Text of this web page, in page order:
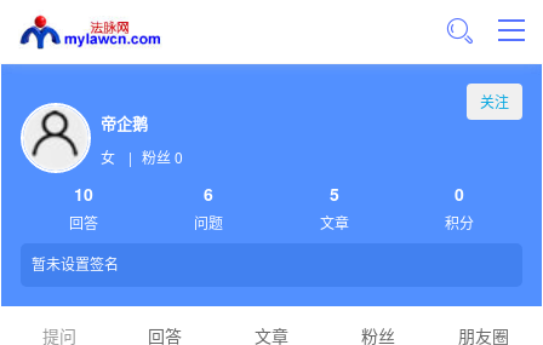
关注
帝企鹅
女 | 粉丝 0
10
回答
6
问题
5
文章
0
积分
暂未设置签名
提问 回答 文章 粉丝 朋友圈